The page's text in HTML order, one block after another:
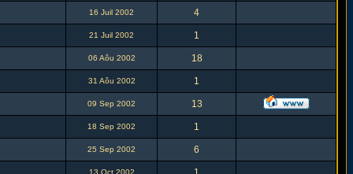
16 Juil 2002 4
21 Juil 2002 1
06 Aôu 2002 18
31 Aôu 2002 1
09 Sep 2002 13
18 Sep 2002 1
25 Sep 2002 6
13 Oct 2002